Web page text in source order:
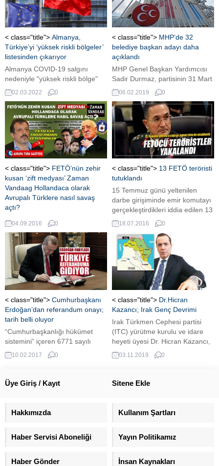
< class="title"> Almanya,
Türkiye’yi ‘yüksek riskli bölgeler’
listesinden çıkarıyor
Almanya COVID-19 salgını
nedeniyle "yüksek riskli bölge"
ilan ettiği 62 ülkeyi bu
kapsamdan çıkarma kararı aldı.
...
02.03.2022 0
< class="title"> MHP’de 32
belediye başkan adayı daha
açıklandı
MHP Genel Başkan Yardımcısı
Sadir Durmaz, partisinin 31 Mart
2019 Mahalli İdareler Seçimleri
için kesinleşen 32 belediye
başkan adayını daha kamuoyu
ile paylaştı.
06.02.2019 0
< class="title"> FETÖ’nün zehir
kusan ‘zift medyası’ Zaman
Vandaag Hollandaca olarak
Avrupalı Türklere nasıl savaş
açtı?
Sosyal-Antropolog Sefa Yürükel,
'zift medyası' olarak anılan
FETÖ'nün Hollandaca yayın
yapan Zaman Vandaag'ın son
dönemde saçtığı zehir olarak
değerlendiren Türk insanını
hedef seçmesinin arkasındaki
sosyolojik ve sosyo-psikolojik
arka planı AVRUPA TÜRK
GAZETESİ'ne açıkladı. Yürükel
söyleşide, FETÖ'nün daha önce
dikkat çekmeyen yönlerini
açıkladı.
04.09.2016 0
< class="title"> 13 FETÖ teröristi
tutuklandı
15 Temmuz günü yeltenilen
darbe girişiminde emir komutayı
gerçekleştirdikleri iddia edilen 13
general, tutuklanarak askeri
cezaevine konuldu. Tutuklanan
generaller arasında 15 temmuz
gecesi bir televizyon kanalına
bağlanıp darbeci askerlere
kışlalarınıza dönün çağrısı
yapan Korgeneral Erdal Öztürk
de var. Darbe girişimi sonrası
hakkında yakalama kararı
verilen Öztürk, Bursa’nın İnegöl
ilçesinde köfte...
18.07.2016 0
< class="title"> Cumhurbaşkanı
Erdoğan’dan referandum onayı;
tarih belli oluyor
“Cumhurbaşkanlığı hükümet
sistemini” içeren 6771 sayılı
Türkiye Cumhuriyeti
Anayasasında Değişiklik
Cumhurbaşkanı Erdoğan
Başbakanlığa gönderildi.
10.02.2017 0
< class="title"> Dr.Hicran
Kazancı; Irak Genç Devrimi
Irak Türkmen Cephesi partisi
(ITC) yürütme kurulu ve idare
heyeti üyesi Dr. Hicran Kazancı,
AVRUPA TÜRK GAZETESİ’ne
yaptığı açıklamada gündeme
bulundu.
03.11.2019 0
Üye Giriş / Kayıt Sitene Ekle
Hakkımızda Kullanım Şartları
Haber Servisi Aboneliği Yayın Politikamız
Haber Gönder İnsan Kaynakları